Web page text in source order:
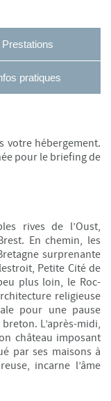
Prestations
pratiques
votre hébergement.
pour le briefing de
rives de l’Oust,
En chemin, les
surprenante
Petite Cité de
plus loin, le Roc-
religieuse
pour une pause
L’après-midi,
château imposant
par ses maisons à
incarne l’âme